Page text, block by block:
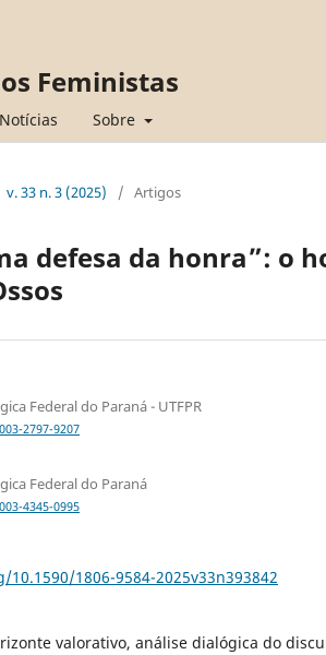
Feministas
Notícias Sobre
v. 33 n. 3 (2025) / Artigos
defesa da honra”: o
Federal do Paraná - UTFPR
2797-9207
Federal do Paraná
4345-0995
1806-9584-2025v33n393842
valorativo, análise dialógica do